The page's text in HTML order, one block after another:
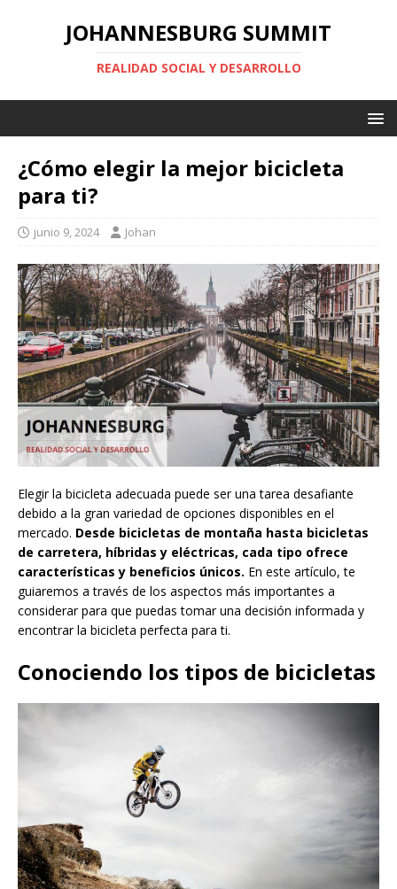
JOHANNESBURG SUMMIT
REALIDAD SOCIAL Y DESARROLLO
¿Cómo elegir la mejor bicicleta
para ti?
junio 9, 2024 Johan
Elegir la bicicleta adecuada puede ser una tarea desafiante
debido a la gran variedad de opciones disponibles en el
mercado. Desde bicicletas de montaña hasta bicicletas
de carretera, híbridas y eléctricas, cada tipo ofrece
características y beneficios únicos. En este artículo, te
guiaremos a través de los aspectos más importantes a
considerar para que puedas tomar una decisión informada y
encontrar la bicicleta perfecta para ti.
Conociendo los tipos de bicicletas